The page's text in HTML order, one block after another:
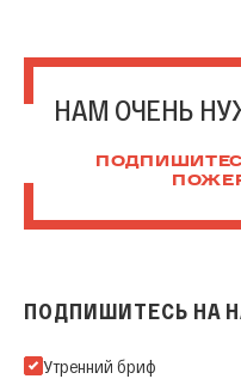
НАМ ОЧЕНЬ
ПОДПИШИТЕСЬ НА
Подпишитесь на нашу
Утренний бриф